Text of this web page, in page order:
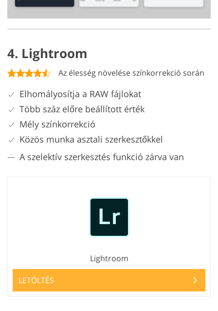
4. Lightroom
Az élesség növelése színkorrekció során
Elhomályosítja a RAW fájlokat
Több száz előre beállított érték
Mély színkorrekció
Közös munka asztali szerkesztőkkel
A szelektív szerkesztés funkció zárva van
Lightroom
LETÖLTÉS